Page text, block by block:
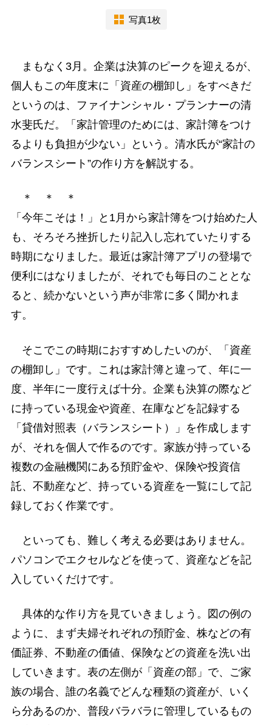
写真1枚
まもなく3月。企業は決算のピークを迎えるが、
個人もこの年度末に「資産の棚卸し」をすべきだ
というのは、ファイナンシャル・プランナーの清
水斐氏だ。「家計管理のためには、家計簿をつけ
るよりも負担が少ない」という。清水氏が“家計の
バランスシート”の作り方を解説する。
＊ ＊ ＊
「今年こそは！」と1月から家計簿をつけ始めた人
も、そろそろ挫折したり記入し忘れていたりする
時期になりました。最近は家計簿アプリの登場で
便利にはなりましたが、それでも毎日のこととな
ると、続かないという声が非常に多く聞かれま
す。
そこでこの時期におすすめしたいのが、「資産
の棚卸し」です。これは家計簿と違って、年に一
度、半年に一度行えば十分。企業も決算の際など
に持っている現金や資産、在庫などを記録する
「貸借対照表（バランスシート）」を作成します
が、それを個人で作るのです。家族が持っている
複数の金融機関にある預貯金や、保険や投資信
託、不動産など、持っている資産を一覧にして記
録しておく作業です。
といっても、難しく考える必要はありません。
パソコンでエクセルなどを使って、資産などを記
入していくだけです。
具体的な作り方を見ていきましょう。図の例の
ように、まず夫婦それぞれの預貯金、株などの有
価証券、不動産の価値、保険などの資産を洗い出
していきます。表の左側が「資産の部」で、ご家
族の場合、誰の名義でどんな種類の資産が、いく
ら分あるのか、普段バラバラに管理しているもの